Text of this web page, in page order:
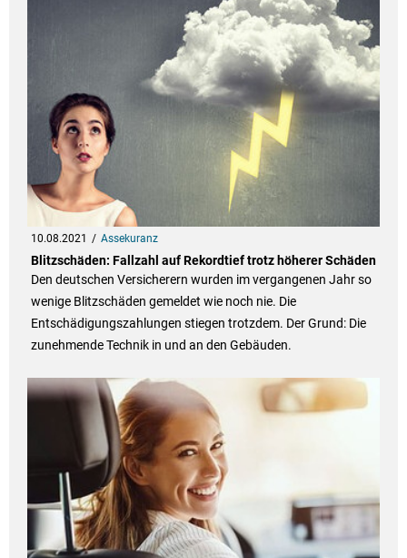
10.08.2021 Assekuranz
Blitzschäden: Fall­zahl auf Rekord­tief trotz höherer Schä­den
Den deutschen Versicherern wurden im vergangenen Jahr so
wenige Blitzschäden gemeldet wie noch nie. Die
Entschädigungszahlungen stiegen trotzdem. Der Grund: Die
zunehmende Technik in und an den Gebäuden.